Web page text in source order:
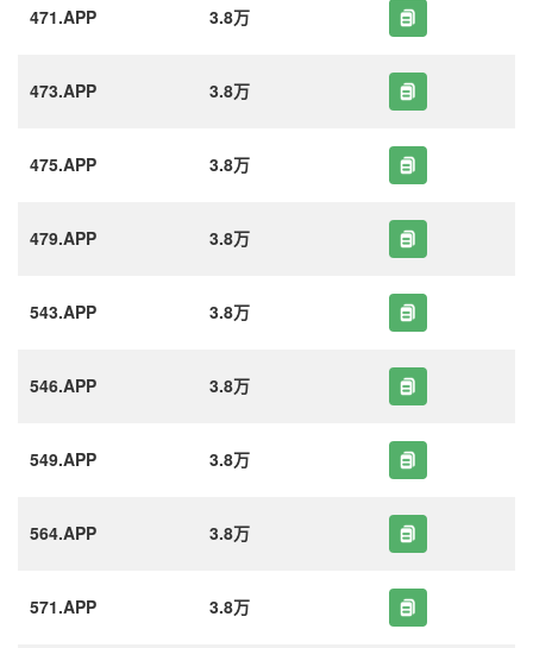
471.APP 3.8万
473.APP 3.8万
475.APP 3.8万
479.APP 3.8万
543.APP 3.8万
546.APP 3.8万
549.APP 3.8万
564.APP 3.8万
571.APP 3.8万